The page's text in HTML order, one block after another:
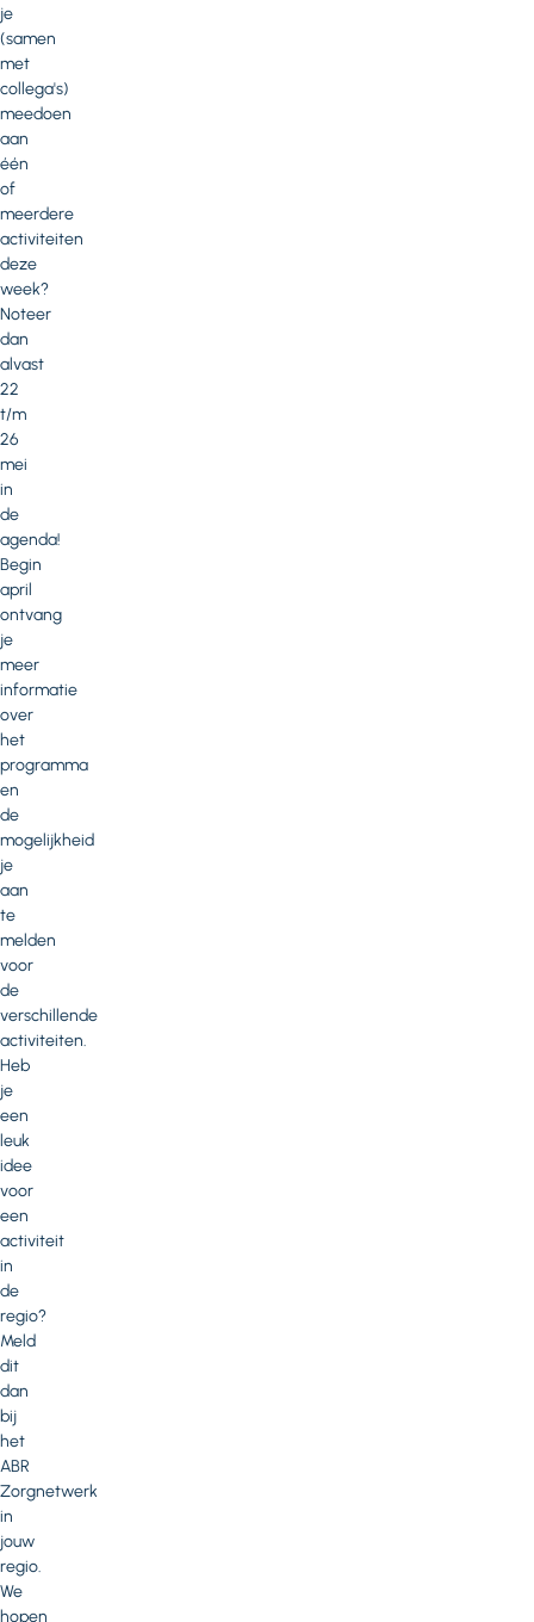
je
(samen
met
collega's)
meedoen
aan
één
of
meerdere
activiteiten
deze
week?
Noteer
dan
alvast
22
t/m
26
mei
in
de
agenda!
Begin
april
ontvang
je
meer
informatie
over
het
programma
en
de
mogelijkheid
je
aan
te
melden
voor
de
verschillende
activiteiten.
Heb
je
een
leuk
idee
voor
een
activiteit
in
de
regio?
Meld
dit
dan
bij
het
ABR
Zorgnetwerk
in
jouw
regio.
We
hopen